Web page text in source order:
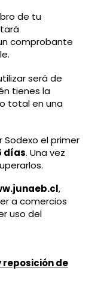
de tu
comprobante
será de
tienes la
total en una
Sodexo el primer
días. Una vez
,
a comercios
uso del
reposición de